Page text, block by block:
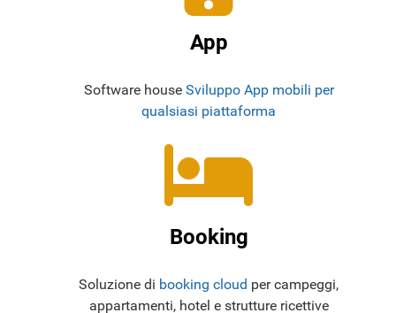
App
Software house Sviluppo App mobili per
qualsiasi piattaforma
Booking
Soluzione di booking cloud per campeggi,
appartamenti, hotel e strutture ricettive